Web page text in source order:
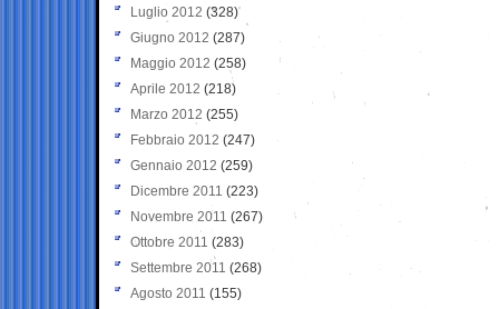
Luglio 2012 (328)
Giugno 2012 (287)
Maggio 2012 (258)
Aprile 2012 (218)
Marzo 2012 (255)
Febbraio 2012 (247)
Gennaio 2012 (259)
Dicembre 2011 (223)
Novembre 2011 (267)
Ottobre 2011 (283)
Settembre 2011 (268)
Agosto 2011 (155)